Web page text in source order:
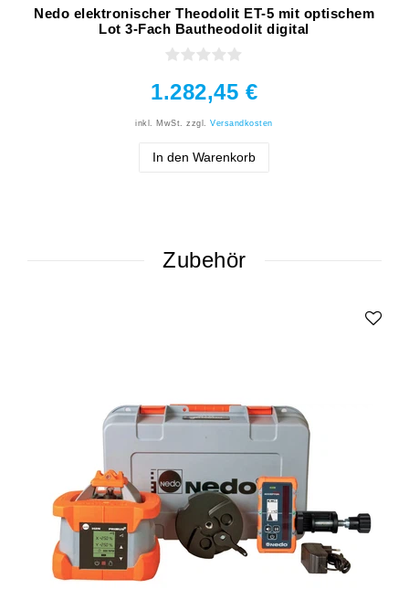
Nedo elektronischer Theodolit ET-5 mit optischem
Lot 3-Fach Bautheodolit digital
1.282,45 €
inkl. MwSt. zzgl.Versandkosten
In den Warenkorb
Zubehör